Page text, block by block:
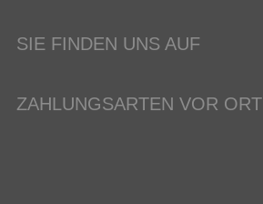
SIE FINDEN UNS AUF
ZAHLUNGSARTEN VOR ORT